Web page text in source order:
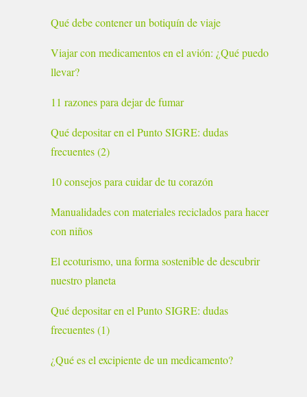
Qué debe contener un botiquín de viaje
Viajar con medicamentos en el avión: ¿Qué puedo
llevar?
11 razones para dejar de fumar
Qué depositar en el Punto SIGRE: dudas
frecuentes (2)
10 consejos para cuidar de tu corazón
Manualidades con materiales reciclados para hacer
con niños
El ecoturismo, una forma sostenible de descubrir
nuestro planeta
Qué depositar en el Punto SIGRE: dudas
frecuentes (1)
¿Qué es el excipiente de un medicamento?